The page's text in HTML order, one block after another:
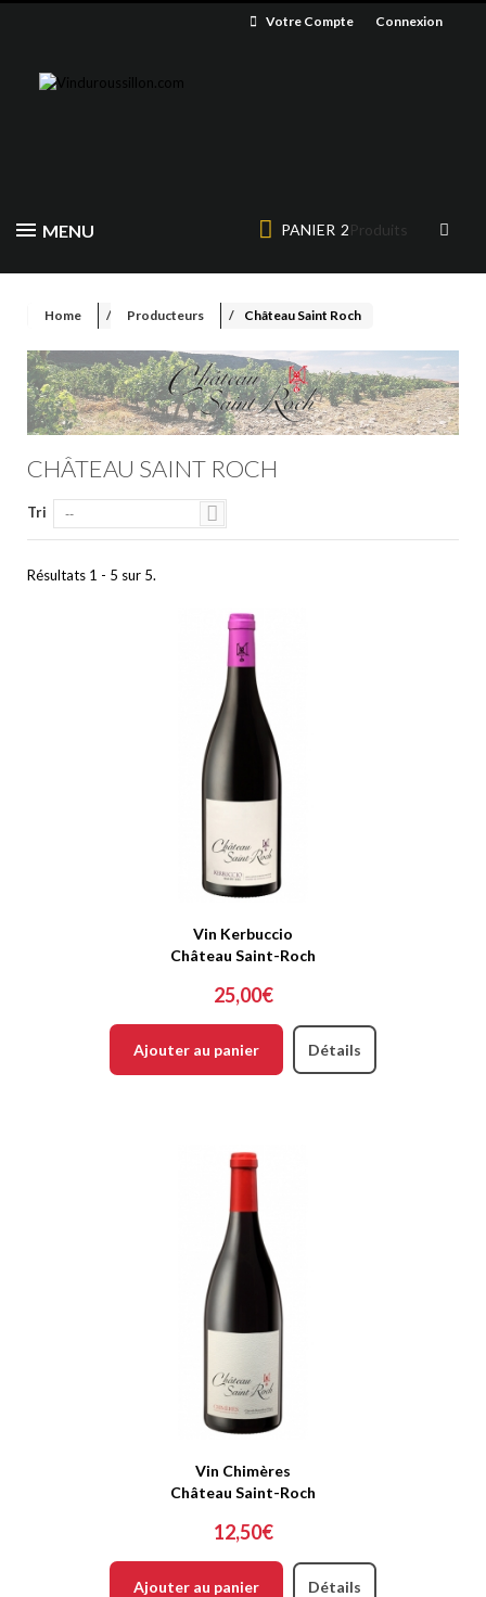
Votre Compte Connexion
MENU PANIER 2Produits
Home Producteurs Château Saint Roch
CHÂTEAU SAINT ROCH
Tri --
Résultats 1 - 5 sur 5.
Vin Kerbuccio
Château Saint-Roch
25,00€
Ajouter au panier Détails
Vin Chimères
Château Saint-Roch
12,50€
Ajouter au panier Détails